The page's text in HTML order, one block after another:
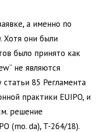
а именно по
Хотя они были
было принято как
не являются
85 Регламента
практики EUIPO, и
решение
(mo. da), T-264/18).